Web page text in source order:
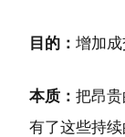
目的： 增加成
本质： 把昂贵
有了这些持